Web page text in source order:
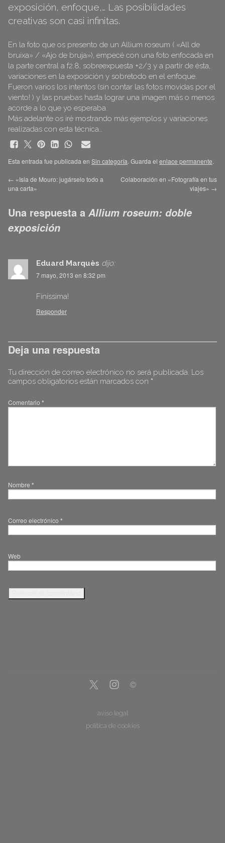
exposición, enfoque,… Las posibilidades
creativas son casi infinitas.
En la foto que os presento de un Allium roseum ( «All de
bruixa» / «Ajo de bruja»), empecé con una foto enfocada en
la parte central a f2.8, sobreexpuesta +2/3 y a partir de ésta,
variaciones en la exposición y sobretodo en el enfoque.
Fueron varios los intentos (sin contar las fotos movidas por el
viento! ) y las pruebas hasta lograr una imagen más o menos
acorde a lo que yo esperaba.
Más adelante os iré mostrando más ejemplos y variaciones
realizadas con esta técnica…
Esta entrada fue publicada en Sin categoría. Guarda el enlace permanente.
← «Isla de Mouro: jugárselo todo a
una carta»
Colaboración en «Fotografía en tus
viajes» →
Una respuesta a Allium roseum: doble
exposición
Eduard Marquès dijo:
7 mayo, 2013 en 8:32 pm
Finíssima!
Responder
Deja una respuesta
Tu dirección de correo electrónico no será publicada. Los
campos obligatorios están marcados con *
Comentario *
Nombre *
Correo electrónico *
Web
aviso legal
política de cookies